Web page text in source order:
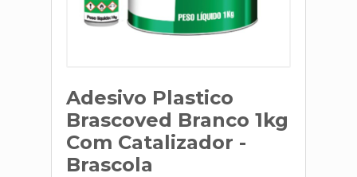
Adesivo Plastico
Brascoved Branco 1kg
Com Catalizador -
Brascola